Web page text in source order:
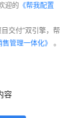
迎的 《帮我配置
管理一体化》 。
容